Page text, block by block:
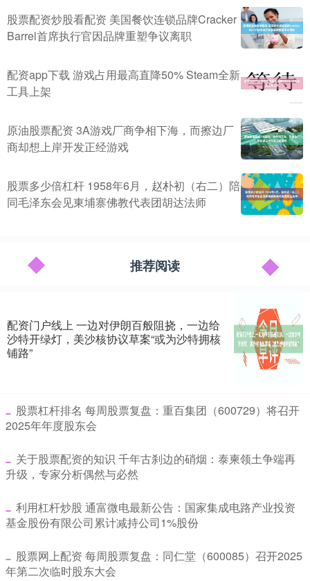
股票配资炒股看配资 美国餐饮连锁品牌Cracker
Barrel首席执行官因品牌重塑争议离职
配资app下载 游戏占用最高直降50% Steam全新
工具上架
原油股票配资 3A游戏厂商争相下海，而擦边厂
商却想上岸开发正经游戏
股票多少倍杠杆 1958年6月，赵朴初（右二）陪
同毛泽东会见東埔寨佛教代表团胡达法师
推荐阅读
配资门户线上 一边对伊朗百般阻挠，一边给
沙特开绿灯，美沙核协议草案“或为沙特拥核
铺路”
​股票杠杆排名 每周股票复盘：重百集团（600729）将召开
2025年年度股东会
​关于股票配资的知识 千年古刹边的硝烟：泰柬领土争端再
升级，专家分析偶然与必然
​利用杠杆炒股 通富微电最新公告：国家集成电路产业投资
基金股份有限公司累计减持公司1%股份
​股票网上配资 每周股票复盘：同仁堂（600085）召开2025
年第二次临时股东大会